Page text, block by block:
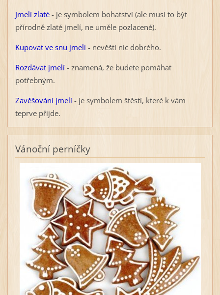
Jmelí zlaté - je symbolem bohatství (ale musí to být
přírodně zlaté jmelí, ne uměle pozlacené).
Kupovat ve snu jmelí - nevěští nic dobrého.
Rozdávat jmelí - znamená, že budete pomáhat
potřebným.
Zavěšování jmelí- je symbolem štěstí, které k vám
teprve přijde.
Vánoční perníčky